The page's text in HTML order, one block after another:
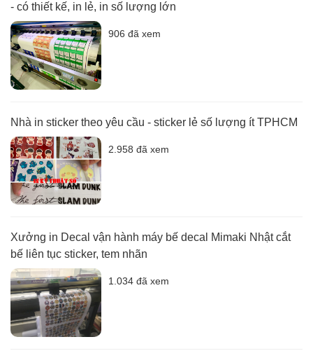
- có thiết kế, in lẻ, in số lượng lớn
906 đã xem
Nhà in sticker theo yêu cầu - sticker lẻ số lượng ít TPHCM
2.958 đã xem
Xưởng in Decal vận hành máy bế decal Mimaki Nhật cắt
bế liên tục sticker, tem nhãn
1.034 đã xem